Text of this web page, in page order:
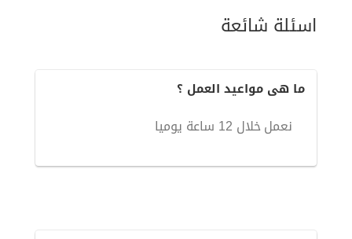
اسئلة شائعة
ما هى مواعيد العمل ؟
نعمل خلال 12 ساعة يوميا